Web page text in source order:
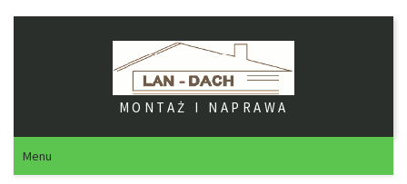
MONTAŻ I NAPRAWA
Menu